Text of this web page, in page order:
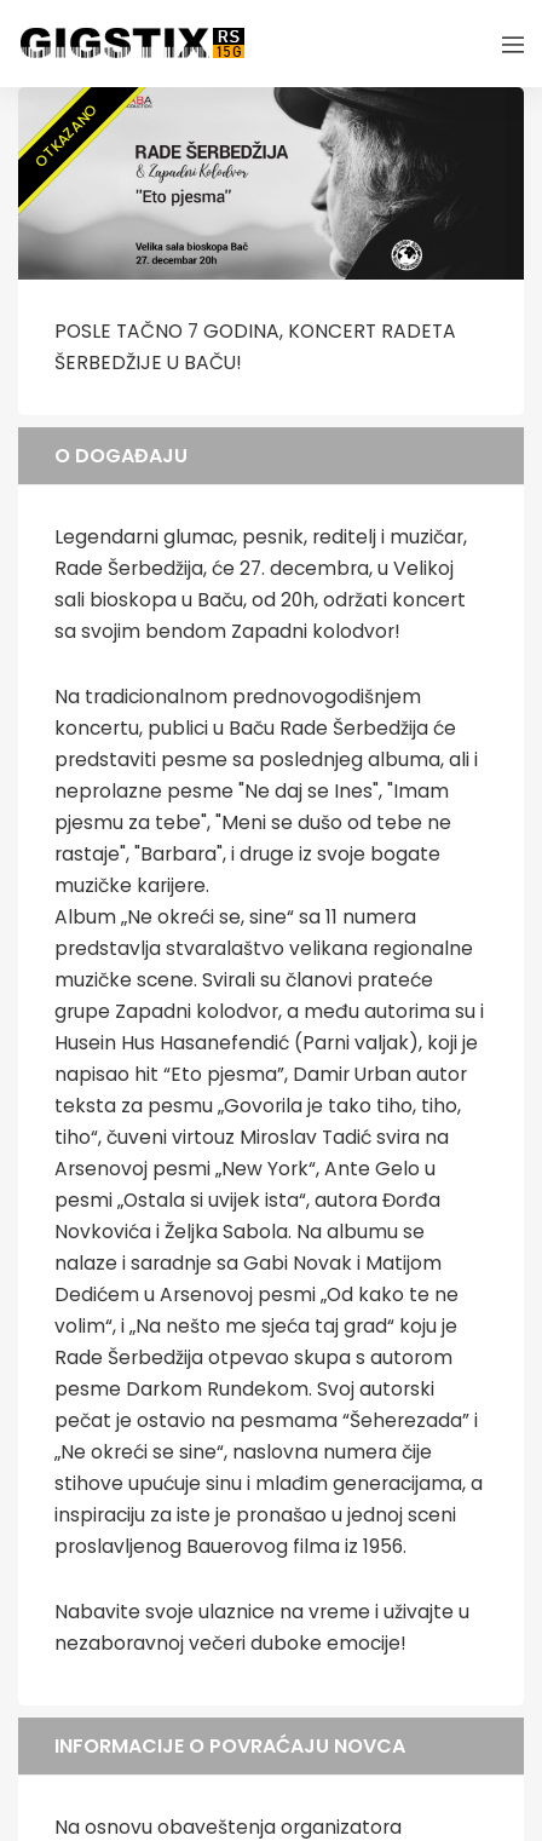
OTKAZANO
POSLE TAČNO 7 GODINA, KONCERT RADETA
ŠERBEDŽIJE U BAČU!
O DOGAĐAJU
Legendarni glumac, pesnik, reditelj i muzičar,
Rade Šerbedžija, će 27. decembra, u Velikoj
sali bioskopa u Baču, od 20h, održati koncert
sa svojim bendom Zapadni kolodvor!
Na tradicionalnom prednovogodišnjem
koncertu, publici u Baču Rade Šerbedžija će
predstaviti pesme sa poslednjeg albuma, ali i
neprolazne pesme "Ne daj se Ines", "Imam
pjesmu za tebe", "Meni se dušo od tebe ne
rastaje", "Barbara", i druge iz svoje bogate
muzičke karijere.
Album „Ne okreći se, sine“ sa 11 numera
predstavlja stvaralaštvo velikana regionalne
muzičke scene. Svirali su članovi prateće
grupe Zapadni kolodvor, a među autorima su i
Husein Hus Hasanefendić (Parni valjak), koji je
napisao hit “Eto pjesma”, Damir Urban autor
teksta za pesmu „Govorila je tako tiho, tiho,
tiho“, čuveni virtouz Miroslav Tadić svira na
Arsenovoj pesmi „New York“, Ante Gelo u
pesmi „Ostala si uvijek ista“, autora Đorđa
Novkovića i Željka Sabola. Na albumu se
nalaze i saradnje sa Gabi Novak i Matijom
Dedićem u Arsenovoj pesmi „Od kako te ne
volim“, i „Na nešto me sjeća taj grad“ koju je
Rade Šerbedžija otpevao skupa s autorom
pesme Darkom Rundekom. Svoj autorski
pečat je ostavio na pesmama “Šeherezada” i
„Ne okreći se sine“, naslovna numera čije
stihove upućuje sinu i mlađim generacijama, a
inspiraciju za iste je pronašao u jednoj sceni
proslavljenog Bauerovog filma iz 1956.
Nabavite svoje ulaznice na vreme i uživajte u
nezaboravnoj večeri duboke emocije!
INFORMACIJE O POVRAĆAJU NOVCA
Na osnovu obaveštenja organizatora